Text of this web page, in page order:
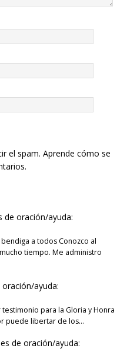
el spam. Aprende cómo se
de oración/ayuda:
a todos Conozco al
tiempo. Me administro
ayuda:
para la Gloria y Honra
puede libertar de los…
de oración/ayuda: